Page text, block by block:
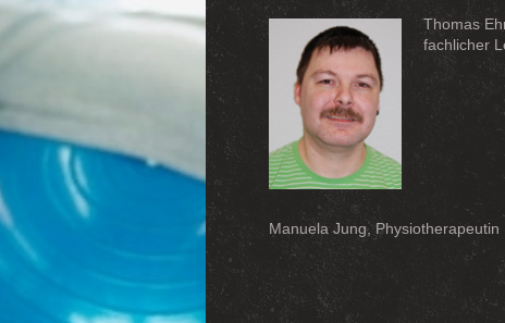
Thomas
fachlicher
Manuela Jung, Physiotherapeutin